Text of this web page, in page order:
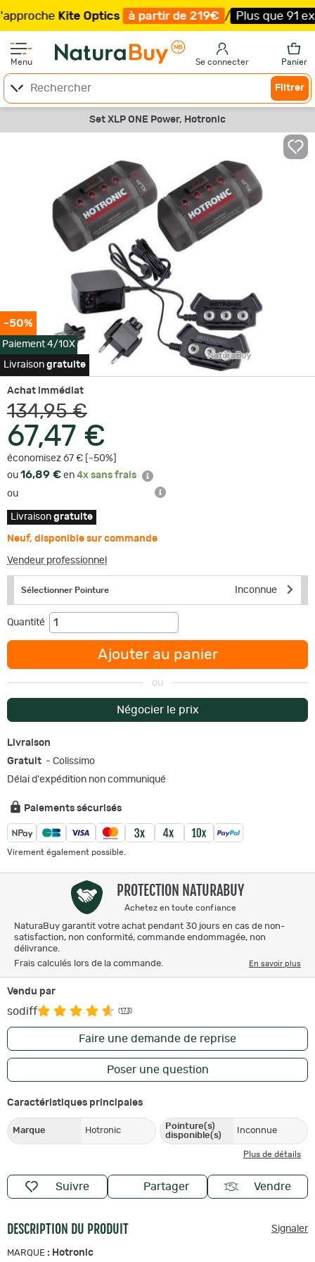
Kite Optics à partir de 219€ / Plus que 91
Menu Se connecter Panier
Filtrer
Set XLP ONE Power, Hotronic
-50%
Paiement 4/10X
Livraison gratuite
Achat immédiat
134,95 €
67,47 €
économisez 67 € [-50%]
ou 16,89 € en 4x sans frais
ou
Livraison gratuite
Neuf, disponible sur commande
Vendeur professionnel
Sélectionner Pointure Inconnue
Quantité
Ajouter au panier
ou
Négocier le prix
Livraison
Gratuit - Colissimo
Délai d'expédition non communiqué
Paiements sécurisés
Virement également possible.
PROTECTION NATURABUY
Achetez en toute confiance
NaturaBuy garantit votre achat pendant 30 jours en cas de non-
satisfaction, non conformité, commande endommagée, non
délivrance.
Frais calculés lors de la commande.
En savoir plus
Vendu par
sodiff (173)
Faire une demande de reprise
Poser une question
Caractéristiques principales
Marque Hotronic
Pointure(s)
disponible(s)
Inconnue
Plus de détails
Suivre Partager Vendre
DESCRIPTION DU PRODUIT Signaler
MARQUE : Hotronic